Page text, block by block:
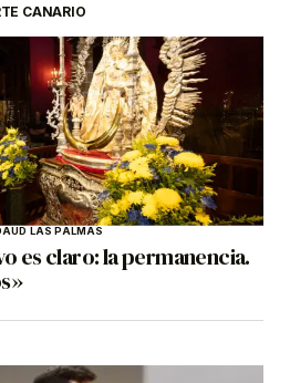
CANARIO
UD LAS PALMAS
es claro: la permanencia.